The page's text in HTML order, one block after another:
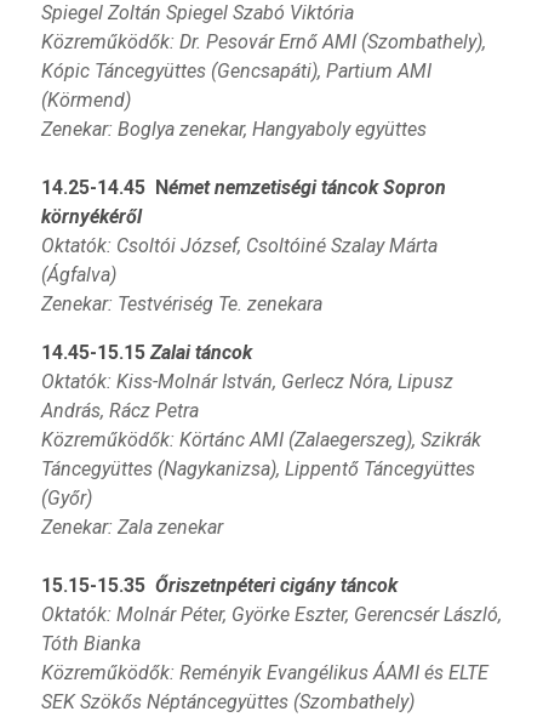
Spiegel Zoltán Spiegel Szabó Viktória
Közreműködők: Dr. Pesovár Ernő AMI (Szombathely),
Kópic Táncegyüttes (Gencsapáti), Partium AMI
(Körmend)
Zenekar: Boglya zenekar, Hangyaboly együttes
14.25-14.45 Német nemzetiségi táncok Sopron
környékéről
Oktatók: Csoltói József, Csoltóiné Szalay Márta
(Ágfalva)
Zenekar: Testvériség Te. zenekara
14.45-15.15Zalai táncok
Oktatók: Kiss-Molnár István, Gerlecz Nóra, Lipusz
András, Rácz Petra
Közreműködők: Körtánc AMI (Zalaegerszeg), Szikrák
Táncegyüttes (Nagykanizsa), Lippentő Táncegyüttes
(Győr)
Zenekar: Zala zenekar
15.15-15.35 Őriszetnpéteri cigány táncok
Oktatók: Molnár Péter, Györke Eszter, Gerencsér László,
Tóth Bianka
Közreműködők: Reményik Evangélikus ÁAMI és ELTE
SEK Szökős Néptáncegyüttes (Szombathely)